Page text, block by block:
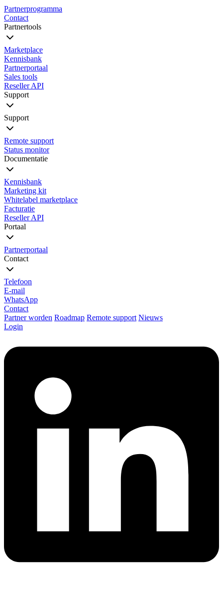
Partnerprogramma
Contact
Partnertools
Marketplace
Kennisbank
Partnerportaal
Sales tools
Reseller API
Support
Support
Remote support
Status monitor
Documentatie
Kennisbank
Marketing kit
Whitelabel marketplace
Facturatie
Reseller API
Portaal
Partnerportaal
Contact
Telefoon
E-mail
WhatsApp
Contact
Partner worden Roadmap Remote support Nieuws
Login